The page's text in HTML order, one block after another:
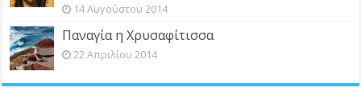
14 Αυγούστου 2014
Παναγία η Χρυσαφίτισσα
22 Απριλίου 2014